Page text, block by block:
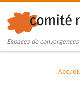
Skip to content
Espaces de
Accueil